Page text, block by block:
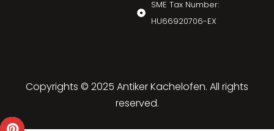
SME Tax Number:
HU66920706-EX
Copyrights © 2025 Antiker Kachelofen. All rights
reserved.